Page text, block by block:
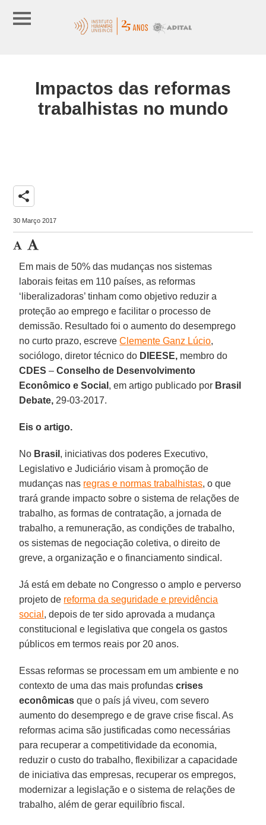
Impactos das reformas
trabalhistas no mundo
share
30 Março 2017
Em mais de 50% das mudanças nos sistemas
laborais feitas em 110 países, as reformas
‘liberalizadoras’ tinham como objetivo reduzir a
proteção ao emprego e facilitar o processo de
demissão. Resultado foi o aumento do desemprego
no curto prazo, escreveClemente Ganz Lúcio,
sociólogo, diretor técnico do DIEESE, membro do
CDES –Conselho de Desenvolvimento
Econômico e Social , em artigo publicado por Brasil
Debate, 29-03-2017.
Eis o artigo.
No Brasil , iniciativas dos poderes Executivo,
Legislativo e Judiciário visam à promoção de
mudanças nas regras e normas trabalhistas, o que
trará grande impacto sobre o sistema de relações de
trabalho, as formas de contratação, a jornada de
trabalho, a remuneração, as condições de trabalho,
os sistemas de negociação coletiva, o direito de
greve, a organização e o financiamento sindical.
Já está em debate no Congresso o amplo e perverso
projeto de reforma da seguridade e previdência
social , depois de ter sido aprovada a mudança
constitucional e legislativa que congela os gastos
públicos em termos reais por 20 anos.
Essas reformas se processam em um ambiente e no
contexto de uma das mais profundascrises
econômicas que o país já viveu, com severo
aumento do desemprego e de grave crise fiscal. As
reformas acima são justificadas como necessárias
para recuperar a competitividade da economia,
reduzir o custo do trabalho, flexibilizar a capacidade
de iniciativa das empresas, recuperar os empregos,
modernizar a legislação e o sistema de relações de
trabalho, além de gerar equilíbrio fiscal.